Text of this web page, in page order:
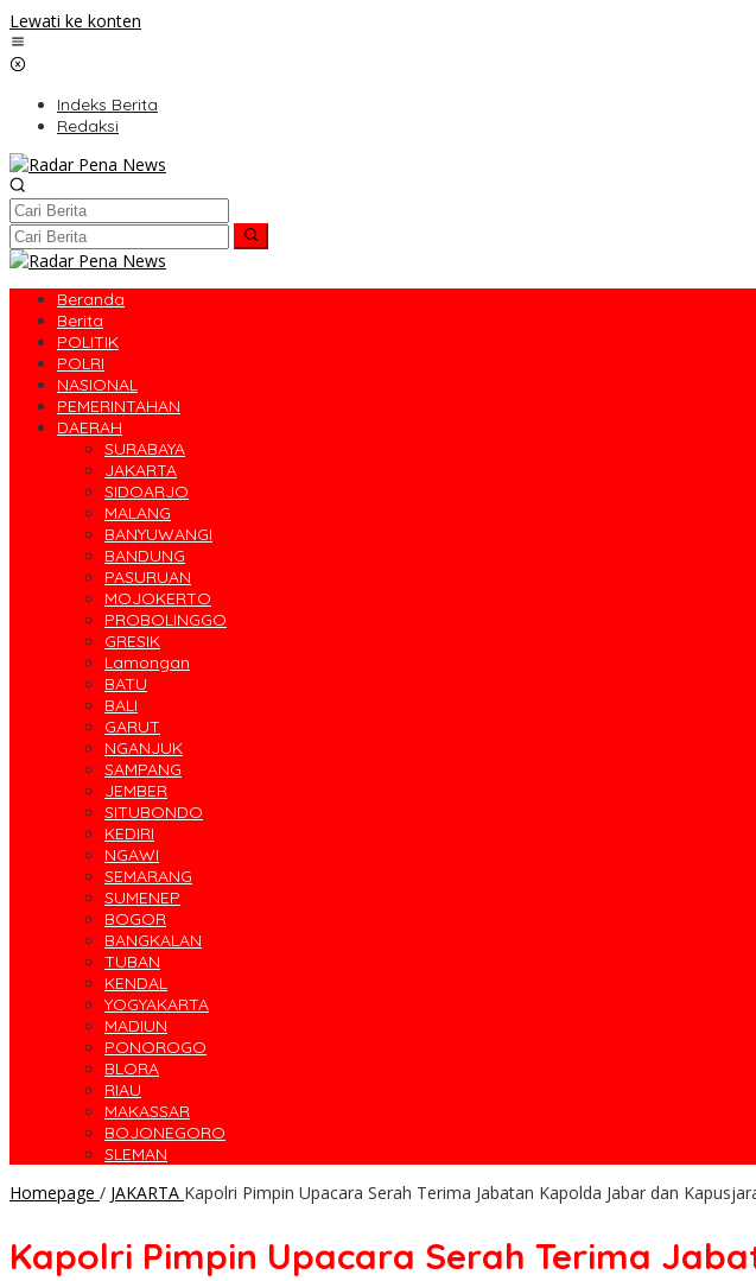
Lewati ke konten
Indeks Berita
Redaksi
Beranda
Berita
POLITIK
POLRI
NASIONAL
PEMERINTAHAN
DAERAH
SURABAYA
JAKARTA
SIDOARJO
MALANG
BANYUWANGI
BANDUNG
PASURUAN
MOJOKERTO
PROBOLINGGO
GRESIK
Lamongan
BATU
BALI
GARUT
NGANJUK
SAMPANG
JEMBER
SITUBONDO
KEDIRI
NGAWI
SEMARANG
SUMENEP
BOGOR
BANGKALAN
TUBAN
KENDAL
YOGYAKARTA
MADIUN
PONOROGO
BLORA
RIAU
MAKASSAR
BOJONEGORO
SLEMAN
Homepage / JAKARTA Kapolri Pimpin Upacara Serah Terima Jabatan Kapolda Jabar dan
Kapolri Pimpin Upacara Serah Terima